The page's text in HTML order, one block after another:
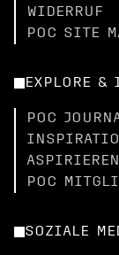
WIDERRUF
POC SITE
EXPLORE &
POC
POC
SOZIALE